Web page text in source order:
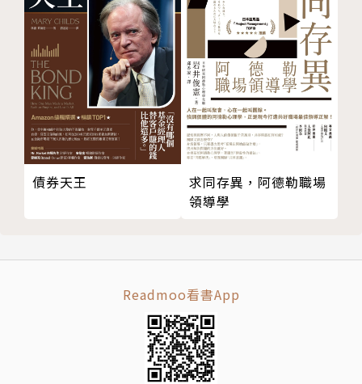
債券天王
求同存異，阿德勒職場
領導學
Readmoo看書App